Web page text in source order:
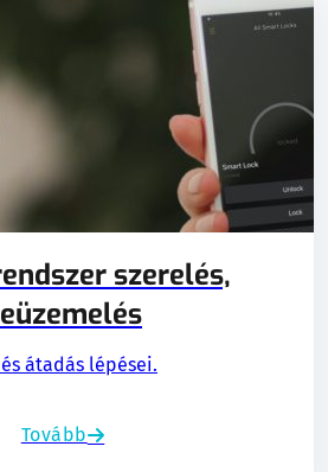
szerelés,
átadás lépései.
Tovább